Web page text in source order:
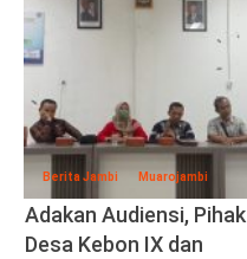
Berita Jambi Muarojambi
Adakan Audiensi, Pihak
Desa Kebon IX dan